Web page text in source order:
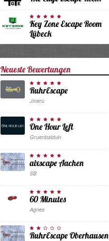
Key Zone Escape Room
Lübeck
Neueste Bewertungen
RuhrEscape
Jineru
One Hour Left
Gruenbalduin
aixscape Aachen
SB
60 Minutes
Agnes
RuhrEscape Oberhausen